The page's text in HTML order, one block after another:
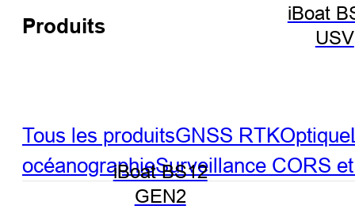
iBoat BS12
GEN2
iBoat
USV
Produits
Tous les produitsGNSS RTKOptique
océanographieSurveillance CORS